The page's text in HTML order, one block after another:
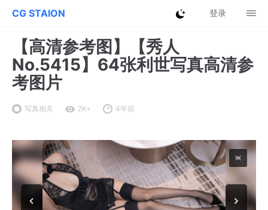
CG STAION 登录
【高清参考图】【秀人
No.5415】64张利世写真高清参
考图片
写真相关 2K+ 4年前